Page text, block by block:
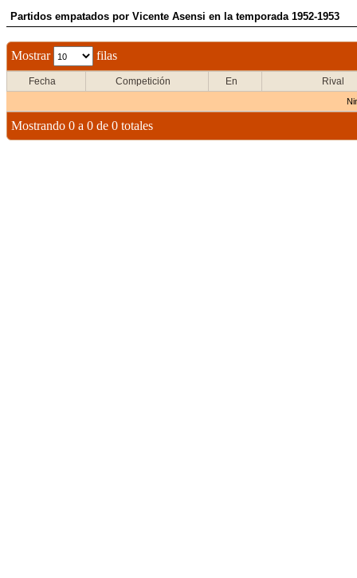
Partidos empatados por Vicente Asensi en la temporada 1952-1953
Mostrar filas
Fecha Competición En Rival
Mostrando 0 a 0 de 0 totales